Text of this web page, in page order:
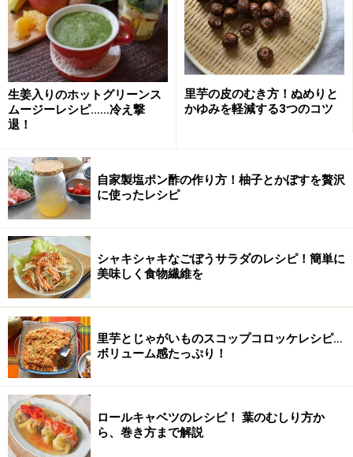
2
アジを包丁で叩く
まな板の上でアジの刺身を包丁で2～3分ほど叩きます。
生姜入りのホットグリーンス
ムージーレシピ……冷え撃
退！
里芋の皮のむき方！ぬめりと
かゆみを軽減する3つのコツ
自家製塩ポン酢の作り方！柚子とかぼすを贅沢
に使ったレシピ
シャキシャキなごぼうサラダのレシピ！簡単に
美味しく食物繊維を
里芋とじゃがいものスコップコロッケレシピ…
ボリューム感たっぷり！
ロールキャベツのレシピ！ 葉のむしり方か
ら、巻き方まで解説